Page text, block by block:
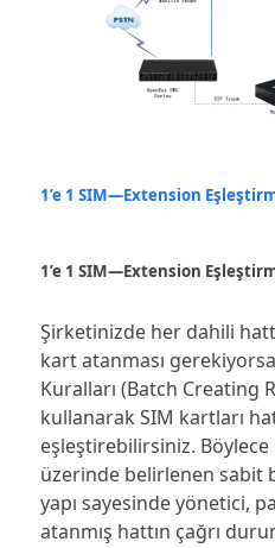
1’e 1 SIM—Extension
1’e 1 SIM—Extension
Şirketinizde her dahili
kart atanması
Kuralları (Batch Creating
kullanarak SIM kartları
eşleştirebilirsiniz.
üzerinde belirlenen sabit
yapı sayesinde yönetici,
atanmış hattın çağrı